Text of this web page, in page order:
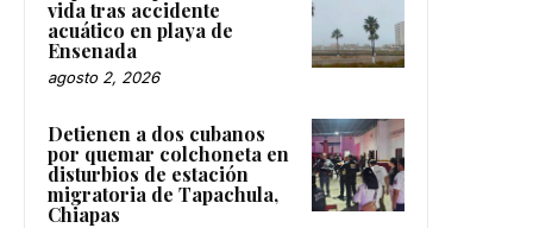
vida tras accidente
acuático en playa de
Ensenada
agosto 2, 2026
Detienen a dos cubanos
por quemar colchoneta en
disturbios de estación
migratoria de Tapachula,
Chiapas